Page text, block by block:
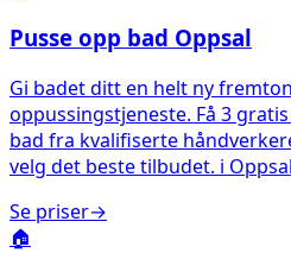
Pusse opp bad Oppsal
Gi badet ditt en helt ny
oppussingstjeneste. Få 3
bad fra kvalifiserte
velg det beste tilbudet. i Oppsal
Se priser→
🏠